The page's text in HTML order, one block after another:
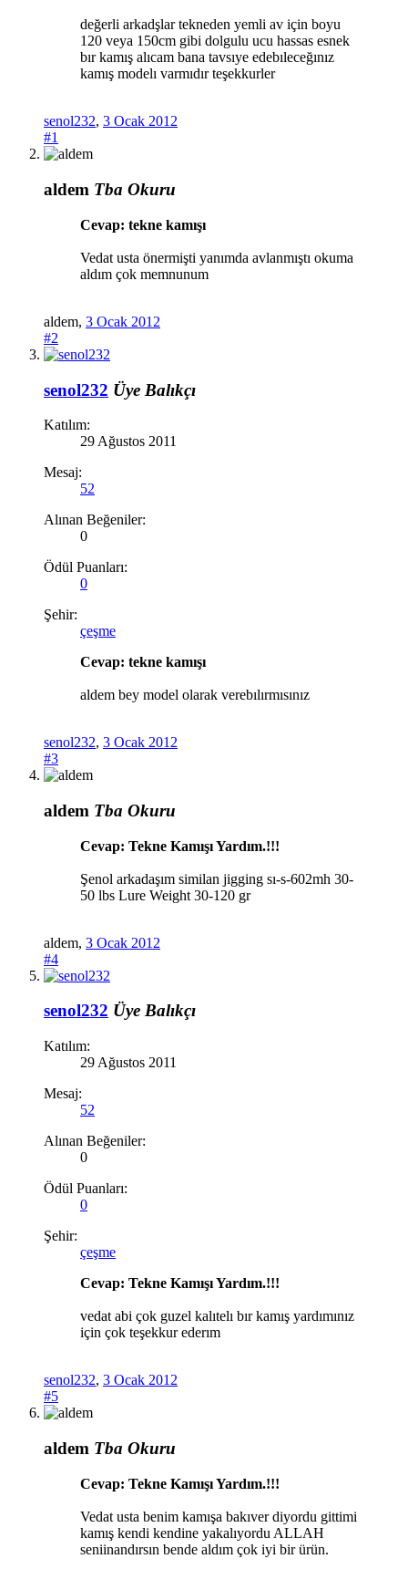
değerli arkadşlar tekneden yemli av için boyu
120 veya 150cm gibi dolgulu ucu hassas esnek
bır kamış alıcam bana tavsıye edebıleceğınız
kamış modelı varmıdır teşekkurler
senol232, 3 Ocak 2012
#1
aldem Tba Okuru
Cevap: tekne kamışı
Vedat usta önermişti yanımda avlanmıştı okuma
aldım çok memnunum
aldem, 3 Ocak 2012
#2
senol232 Üye Balıkçı
Katılım:
29 Ağustos 2011
Mesaj:
52
Alınan Beğeniler:
0
Ödül Puanları:
0
Şehir:
çeşme
Cevap: tekne kamışı
aldem bey model olarak verebılırmısınız
senol232, 3 Ocak 2012
#3
aldem Tba Okuru
Cevap: Tekne Kamışı Yardım.!!!
Şenol arkadaşım similan jigging sı-s-602mh 30-
50 lbs Lure Weight 30-120 gr
aldem, 3 Ocak 2012
#4
senol232 Üye Balıkçı
Katılım:
29 Ağustos 2011
Mesaj:
52
Alınan Beğeniler:
0
Ödül Puanları:
0
Şehir:
çeşme
Cevap: Tekne Kamışı Yardım.!!!
vedat abi çok guzel kalıtelı bır kamış yardımınız
için çok teşekkur ederım
senol232, 3 Ocak 2012
#5
aldem Tba Okuru
Cevap: Tekne Kamışı Yardım.!!!
Vedat usta benim kamışa bakıver diyordu gittimi
kamış kendi kendine yakalıyordu ALLAH
seniinandırsın bende aldım çok iyi bir ürün.